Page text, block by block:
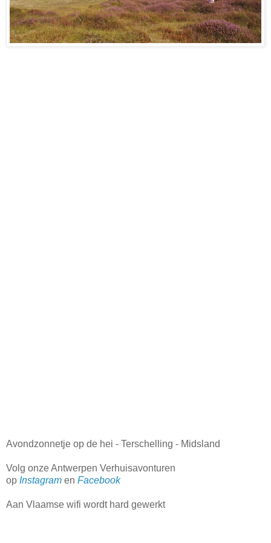
Avondzonnetje op de hei - Terschelling - Midsland
Volg onze Antwerpen Verhuisavonturen
op Instagram en Facebook
Aan Vlaamse wifi wordt hard gewerkt